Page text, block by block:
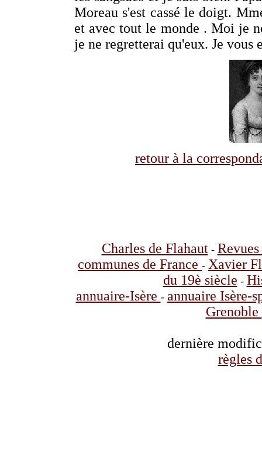
Moreau s'est cassé le doigt.
et avec tout le monde . Moi je
je ne regretterai qu'eux. Je vous
retour à la
Charles de Flahaut-
communes de France - Xavier
du 19è siècle -
annuaire-Isère - annuaire Isère-
Grenoble
dernière
règles